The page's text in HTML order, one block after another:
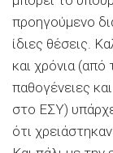
προηγούμενο
ίδιες θέσεις.
και χρόνια (από
παθογένειες
στο ΕΣΥ)
ότι